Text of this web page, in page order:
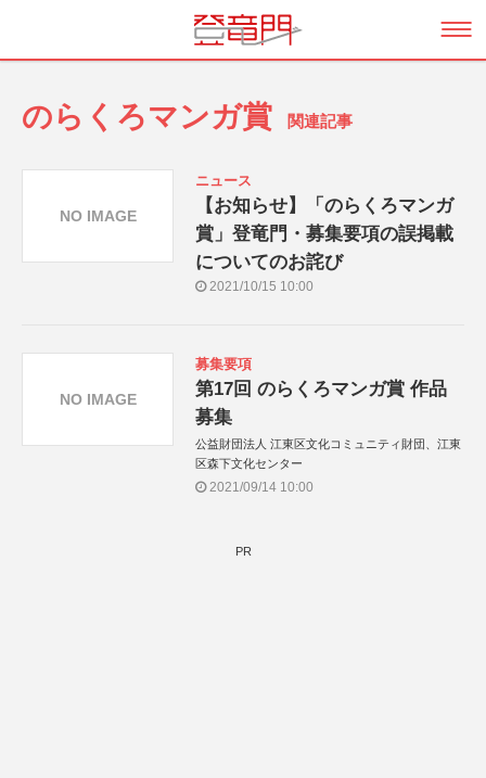
のらくろマンガ賞 関連記事
ニュース
【お知らせ】「のらくろマンガ
賞」登竜門・募集要項の誤掲載
についてのお詫び
2021/10/15 10:00
NO IMAGE
募集要項
第17回 のらくろマンガ賞 作品
募集
公益財団法人 江東区文化コミュニティ財団、江東
区森下文化センター
2021/09/14 10:00
NO IMAGE
PR